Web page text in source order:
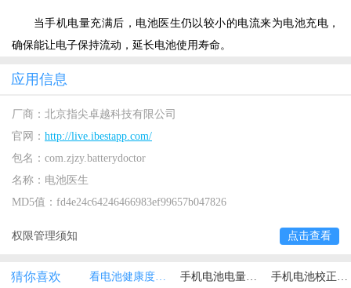
当手机电量充满后，电池医生仍以较小的电流来为电池充电，
确保能让电子保持流动，延长电池使用寿命。
应用信息
厂商： 北京指尖卓越科技有限公司
官网： http://live.ibestapp.com/
包名： com.zjzy.batterydoctor
名称： 电池医生
MD5值： fd4e24c64246466983ef99657b047826
权限管理须知 点击查看
猜你喜欢 看电池健康度的软件大全 手机电池电量管理软件 手机电池校正软件大全免费